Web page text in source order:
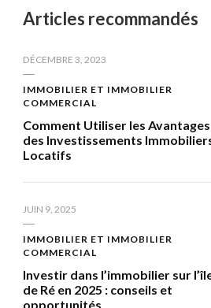
Articles recommandés
DÉCEMBRE 3, 2023
IMMOBILIER ET IMMOBILIER
COMMERCIAL
Comment Utiliser les Avantages
des Investissements
Locatifs
JUIN 9, 2025
IMMOBILIER ET IMMOBILIER
COMMERCIAL
Investir dans l’immobilier sur
de Ré en 2025 : conseils et
opportunités